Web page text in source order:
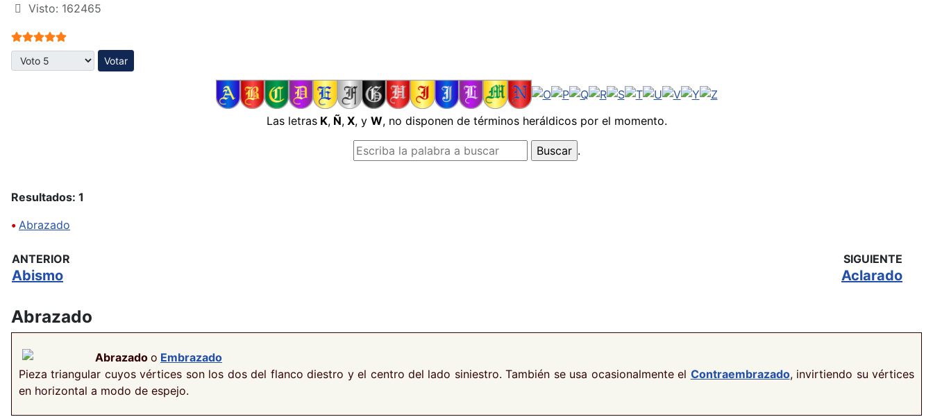
Visto: 162465
Ratio:5/5
Por favor, vote
Las letrasK,Ñ,X, y W, no disponen de términos heráldicos por el momento.
.
Resultados: 1
• Abrazado
ANTERIOR
Abismo
SIGUIENTE
Aclarado
Abrazado
Abrazado o Embrazado
Pieza triangular cuyos vértices son los dos del flanco diestro y el centro del lado siniestro. También se usa ocasionalmente el Contraembrazado, invirtiendo su vértices
en horizontal a modo de espejo.